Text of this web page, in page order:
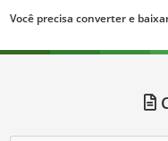
Você precisa converter e